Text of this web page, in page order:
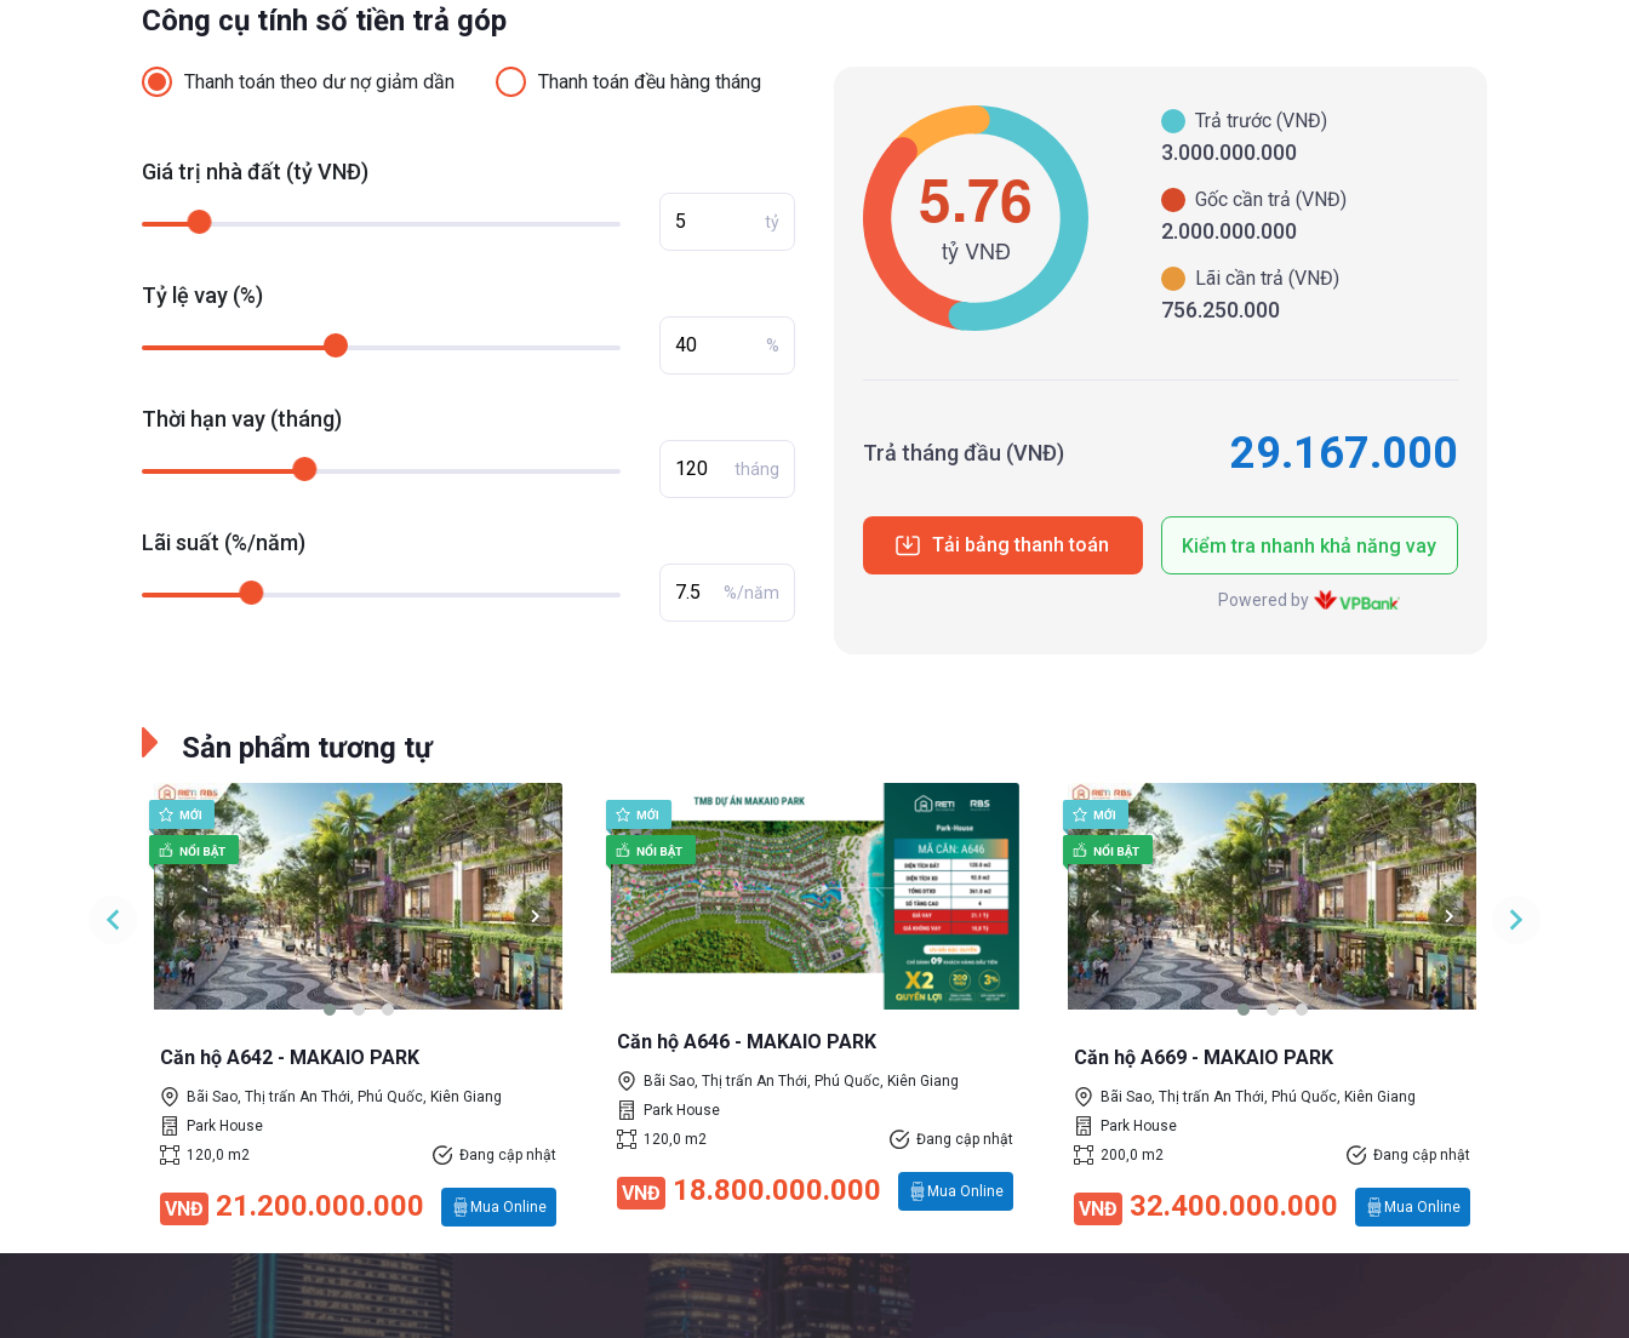
Công cụ tính số tiền trả góp
Thanh toán theo dư nợ giảm dần Thanh toán đều hàng tháng
Giá trị nhà đất (tỷ VNĐ)
tỷ
Tỷ lệ vay (%)
%
Thời hạn vay (tháng)
tháng
Lãi suất (%/năm)
%/năm
Trả trước (VNĐ)
3.000.000.000
Gốc cần trả (VNĐ)
2.000.000.000
Lãi cần trả (VNĐ)
756.250.000
Trả tháng đầu (VNĐ) 29.167.000
Tải bảng thanh toán Kiểm tra nhanh khả năng vay
Powered by
Sản phẩm tương tự
Căn hộ A642 - MAKAIO PARK
Bãi Sao, Thị trấn An Thới, Phú Quốc, Kiên Giang
Park House
120,0 m2
Đang cập nhật
VNĐ 21.200.000.000 Mua Online
Căn hộ A646 - MAKAIO PARK
Bãi Sao, Thị trấn An Thới, Phú Quốc, Kiên Giang
Park House
120,0 m2
Đang cập nhật
VNĐ 18.800.000.000 Mua Online
Căn hộ A669 - MAKAIO PARK
Bãi Sao, Thị trấn An Thới, Phú Quốc, Kiên Giang
Park House
200,0 m2
Đang cập nhật
VNĐ 32.400.000.000 Mua Online